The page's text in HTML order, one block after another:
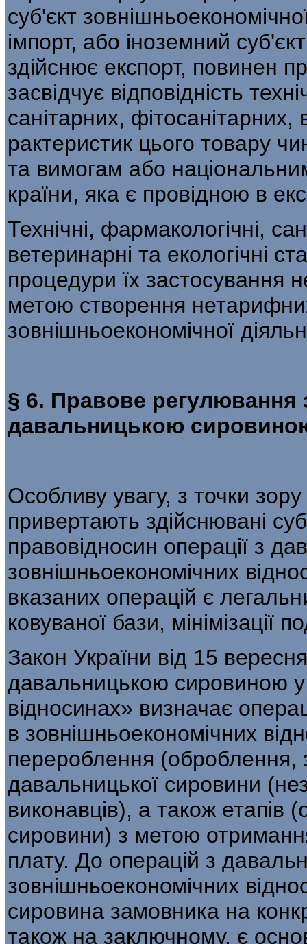
суб'єкт
імпорт, або іноземний
здійснює експорт, повинен
засвідчує відповідність
санітарних,
рактеристик цього товару
та вимогам або
країни, яка є провідною в
Технічні, фармакологічні,
ветеринарні та екологічні
процедури їх застосування
метою створення
зовнішньоекономічної
§ 6. Правове регулювання
давальницькою
Особливу увагу, з точки
привертають здійснювані
правовідносин операції з
зовнішньоекономічних
вказаних операцій є
ковуваної бази, мінімізації
Закон України від 15
давальниць­кою сировиною у
відносинах» визначає
в зовнішньоекономічних
перероблення (оброблення,
давальницької сировини
виконавців), а також етапів
сировини) з метою отри­мання
плату. До операцій з
зовнішньоекономічних
сировина замовника на
також на заключному, є